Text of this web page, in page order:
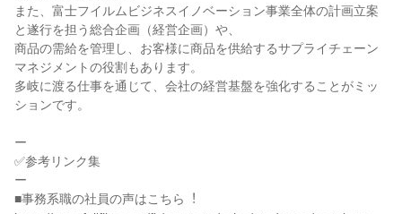
また、富士フイルムビジネスイノベーション事業全体の計画立案
と遂行を担う総合企画（経営企画）や、
商品の需給を管理し、お客様に商品を供給するサプライチェーン
マネジメントの役割もあります。
多岐に渡る仕事を通じて、会社の経営基盤を強化することがミッ
ションです。
ー
✅参考リンク集
ー
■事務系職の社員の声はこちら︕